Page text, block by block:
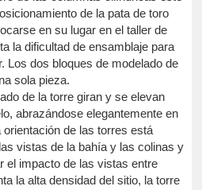
de la pata de toro
en su lugar en el taller de
la dificultad de ensamblaje para
Los dos bloques de modelado de
sola pieza.
de la torre giran y se elevan
abrazándose elegantemente en
de las torres está
vistas de la bahía y las colinas y
el impacto de las vistas entre
la alta densidad del sitio, la torre